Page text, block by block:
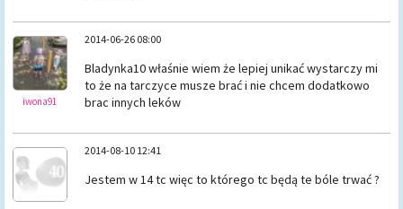
iwona91
2014-06-26 08:00
Bladynka10 właśnie wiem że lepiej unikać wystarczy mi
to że na tarczyce musze brać i nie chcem dodatkowo
brac innych leków
2014-08-10 12:41
Jestem w 14 tc więc to którego tc będą te bóle trwać ?